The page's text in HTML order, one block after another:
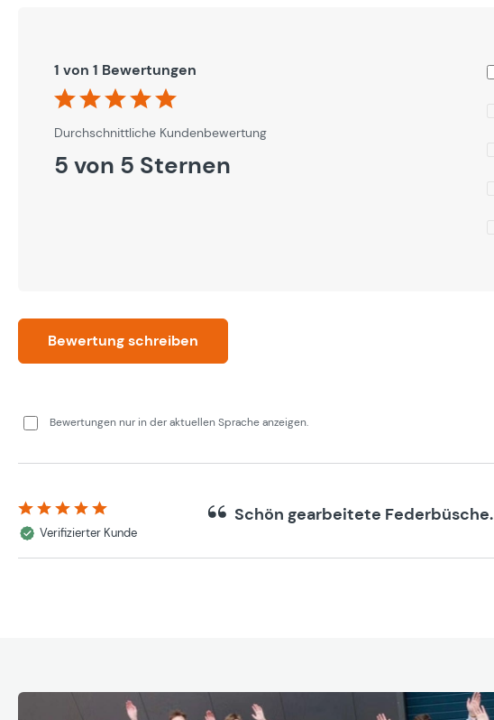
1 von 1 Bewertungen
Durchschnittliche Bewertung von 5 von 5 Sternen
Durchschnittliche Kundenbewertung
5 von 5 Sternen
Bewertung schreiben
Bewertungen nur in der aktuellen Sprache anzeigen.
Bewertung mit 5 von 5 Sternen
Verifizierter Kunde
Schön gearbeitete Federbüsche.